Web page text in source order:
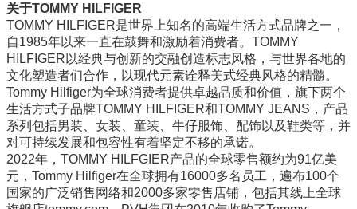
关于TOMMY HILFIGER
TOMMY HILFIGER是世界上知名的高端生活方式品牌之一，
自1985年以来一直在鼓舞和激励着消费者。TOMMY
HILFIGER以经典与创新的交融创造标志风格，与世界各地的
文化塑造者们合作，以现代元素诠释美式经典风格的精髓。
Tommy Hilfiger为全球消费者提供卓越品质和价值，旗下两个
生活方式子品牌TOMMY HILFIGER和TOMMY JEANS，产品
系列包括男装、女装、童装、牛仔服饰、配饰以及鞋类等，并
对可持续发展和包容性有着坚定不移的承诺。
2022年，TOMMY HILFGIER产品的全球零售额约为91亿美
元，Tommy Hilfiger在全球拥有16000多名员工，遍布100个
国家的广泛销售网络和2000多家零售店铺，包括其线上全球